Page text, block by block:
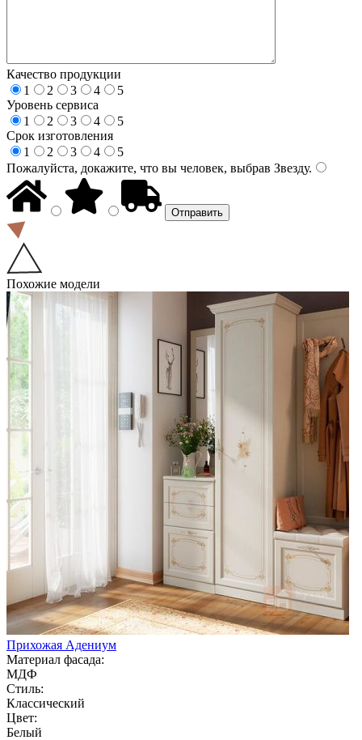
Качество продукции
1
2 3 4
5
Уровень сервиса
1
2 3 4
5
Срок изготовления
1
2 3 4
5
Пожалуйста, докажите, что вы человек, выбрав Звезду.
Похожие модели
Прихожая Адениум
Материал фасада:
МДФ
Стиль:
Классический
Цвет:
Белый